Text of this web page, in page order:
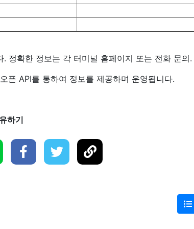
정확한 정보는 각 터미널 홈페이지 또는 전화 문의.
오픈 API를 통하여 정보를 제공하며 운영됩니다.
하기